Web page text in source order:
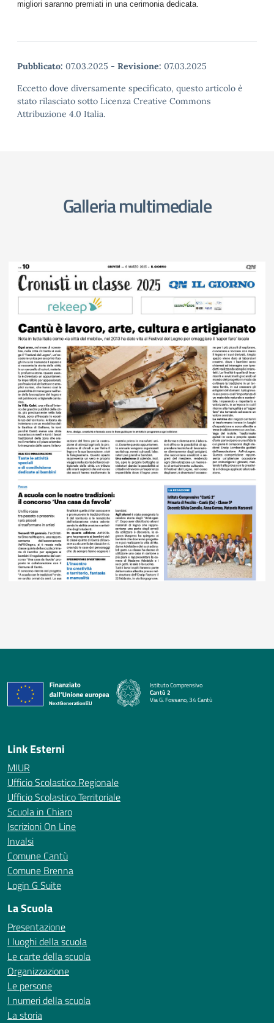
migliori saranno premiati in una cerimonia dedicata.
Pubblicato: 07.03.2025 - Revisione: 07.03.2025
Eccetto dove diversamente specificato, questo articolo è
stato rilasciato sotto Licenza Creative Commons
Attribuzione 4.0 Italia.
Galleria multimediale
Istituto Comprensivo
Cantù 2
Via G. Fossano, 34 Cantù
Link Esterni
MIUR
Ufficio Scolastico Regionale
Ufficio Scolastico Territoriale
Scuola in Chiaro
Iscrizioni On Line
Invalsi
Comune Cantù
Comune Brenna
Login G Suite
La Scuola
Presentazione
I luoghi della scuola
Le carte della scuola
Organizzazione
Le persone
I numeri della scuola
La storia